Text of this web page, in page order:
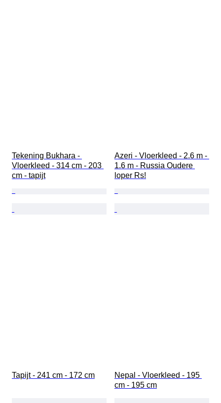
Tekening Bukhara -
Vloerkleed - 314 cm - 203
cm - tapijt
Azeri - Vloerkleed - 2.6 m -
1.6 m - Russia Oudere
loper Rs!
Tapijt - 241 cm - 172 cm
Nepal - Vloerkleed - 195
cm - 195 cm